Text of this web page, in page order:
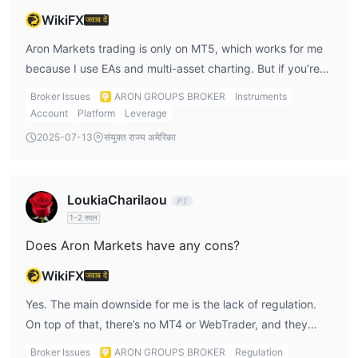
उद्योग मानकों की तुलना में, Aron Markets ट्रेडिंग शुल्क अपेक्षाकृत कम हैं, खासकर
उच्च-स्तरीय खातों पर। वे टाइट स्प्रेड, कुछ खातों पर शून्य कमीशन (खासकर नैनो
और इस्लामी), और इस्लामी खातों पर छूट या शून्य स्वैप शुल्क प्रदान करते हैं।
गैर-ट्रेडिंग शुल्कट्रेडिंग प्लेटफॉर्म
जमा और निकासी
जमा विकल्प
निकासी विकल्प
WikiFXजवाब दें
Aron Markets trading is only on MT5, which works for me
because I use EAs and multi-asset charting. But if you’re
an MT4 trader, you’ll have to adapt. MT5 is available for
desktop, Mac, Android, and iOS.
Broker Issues ARON GROUPS BROKER
Instruments
Account
Platform
Leverage
2025-07-13
संयुक्त राज्य अमेरिका
LoukiaCharilaou
1-2 साल
Does Aron Markets have any cons?
WikiFXजवाब दें
Yes. The main downside for me is the lack of regulation.
On top of that, there’s no MT4 or WebTrader, and they
don’t offer stocks or ETFs, which limits my diversification
Broker Issues ARON GROUPS BROKER Regulation